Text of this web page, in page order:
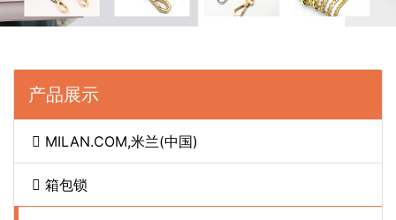
产品展示
MILAN.COM,米兰(中国)
箱包锁